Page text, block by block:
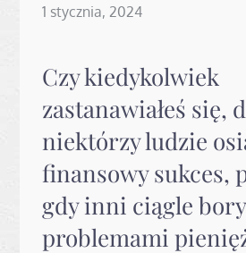
Posted
1 stycznia, 2024
Czy kiedykolwiek
zastanawiałeś się,
niektórzy ludzie
finansowy sukces,
gdy inni ciągle
problemami